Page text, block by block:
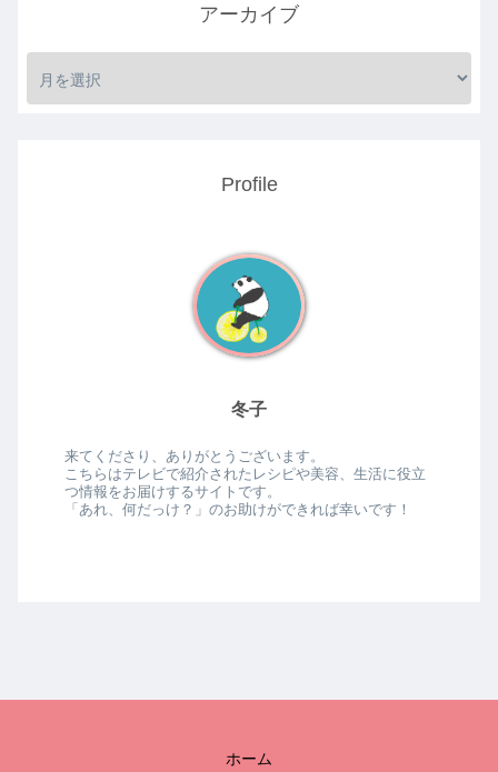
アーカイブ
Profile
冬子
来てくださり、ありがとうございます。
こちらはテレビで紹介されたレシピや美容、生活に役立
つ情報をお届けするサイトです。
「あれ、何だっけ？」のお助けができれば幸いです！
ホーム